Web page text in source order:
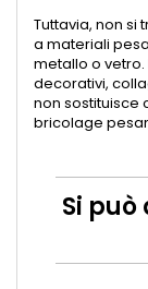
Tuttavia, non si
a materiali
metallo o
decorativi,
non sostituisce
bricolage
Si